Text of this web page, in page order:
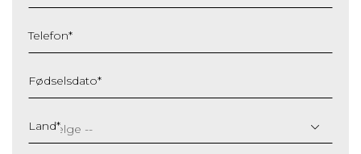
Telefon*
Fødselsdato*
slash
MM
Land*